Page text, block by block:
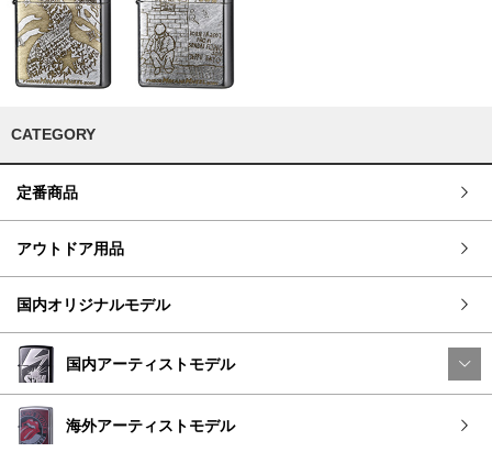
CATEGORY
定番商品
アウトドア用品
国内オリジナルモデル
国内アーティストモデル
海外アーティストモデル